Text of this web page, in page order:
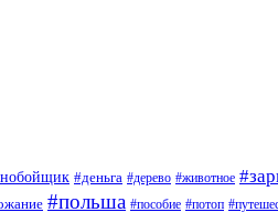
#деньга #дерево #животное
#польша #пособие #потоп